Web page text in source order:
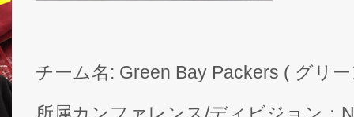
チーム名: Green Bay Packers ( グリ